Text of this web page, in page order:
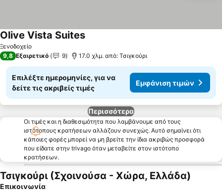
Ξενοδοχείο
Olive Vista SuitesΕμφάνιση τιμών
9,8 Εξαιρετικό 9 17.0 χλμ. από: Τσιγκούρι
Επιλέξτε ημερομηνίες, για να
δείτε τις ακριβείς τιμές
Εμφάνιση τιμών
Περισσότερα
Οι τιμές και η διαθεσιμότητα που λαμβάνουμε από τους
ιστότοπους κρατήσεων αλλάζουν συνεχώς. Αυτό σημαίνει ότι
κάποιες φορές μπορεί να μη βρείτε την ίδια ακριβώς προσφορά
που είδατε στην trivago όταν μεταβείτε στον ιστότοπο
κρατήσεων.
Τσιγκούρι (Σχοινούσα - Χώρα, Ελλάδα)
Επικοινωνία